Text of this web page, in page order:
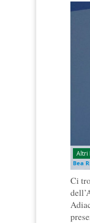
Altri
Bea
Ci